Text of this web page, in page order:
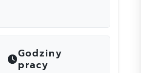
Godziny
pracy